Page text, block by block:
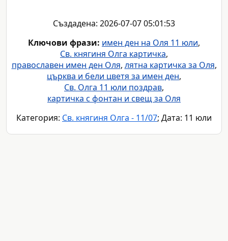
Създадена: 2026-07-07 05:01:53
Ключови фрази: имен ден на Оля 11 юли,
Св. княгиня Олга картичка,
православен имен ден Оля, лятна картичка за Оля,
църква и бели цветя за имен ден,
Св. Олга 11 юли поздрав,
картичка с фонтан и свещ за Оля
Категория: Св. княгиня Олга - 11/07; Дата: 11 юли